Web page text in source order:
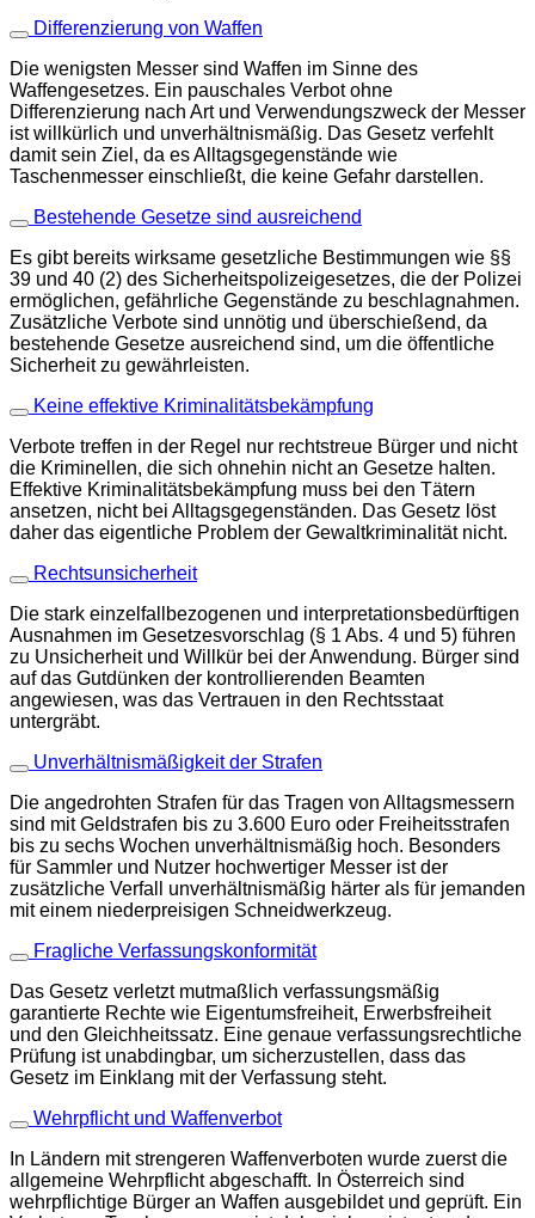
Differenzierung von Waffen
Die wenigsten Messer sind Waffen im Sinne des
Waffengesetzes. Ein pauschales Verbot ohne
Differenzierung nach Art und Verwendungszweck der Messer
ist willkürlich und unverhältnismäßig. Das Gesetz verfehlt
damit sein Ziel, da es Alltagsgegenstände wie
Taschenmesser einschließt, die keine Gefahr darstellen.
Bestehende Gesetze sind ausreichend
Es gibt bereits wirksame gesetzliche Bestimmungen wie §§
39 und 40 (2) des Sicherheitspolizeigesetzes, die der Polizei
ermöglichen, gefährliche Gegenstände zu beschlagnahmen.
Zusätzliche Verbote sind unnötig und überschießend, da
bestehende Gesetze ausreichend sind, um die öffentliche
Sicherheit zu gewährleisten.
Keine effektive Kriminalitätsbekämpfung
Verbote treffen in der Regel nur rechtstreue Bürger und nicht
die Kriminellen, die sich ohnehin nicht an Gesetze halten.
Effektive Kriminalitätsbekämpfung muss bei den Tätern
ansetzen, nicht bei Alltagsgegenständen. Das Gesetz löst
daher das eigentliche Problem der Gewaltkriminalität nicht.
Rechtsunsicherheit
Die stark einzelfallbezogenen und interpretationsbedürftigen
Ausnahmen im Gesetzesvorschlag (§ 1 Abs. 4 und 5) führen
zu Unsicherheit und Willkür bei der Anwendung. Bürger sind
auf das Gutdünken der kontrollierenden Beamten
angewiesen, was das Vertrauen in den Rechtsstaat
untergräbt.
Unverhältnismäßigkeit der Strafen
Die angedrohten Strafen für das Tragen von Alltagsmessern
sind mit Geldstrafen bis zu 3.600 Euro oder Freiheitsstrafen
bis zu sechs Wochen unverhältnismäßig hoch. Besonders
für Sammler und Nutzer hochwertiger Messer ist der
zusätzliche Verfall unverhältnismäßig härter als für jemanden
mit einem niederpreisigen Schneidwerkzeug.
Fragliche Verfassungskonformität
Das Gesetz verletzt mutmaßlich verfassungsmäßig
garantierte Rechte wie Eigentumsfreiheit, Erwerbsfreiheit
und den Gleichheitssatz. Eine genaue verfassungsrechtliche
Prüfung ist unabdingbar, um sicherzustellen, dass das
Gesetz im Einklang mit der Verfassung steht.
Wehrpflicht und Waffenverbot
In Ländern mit strengeren Waffenverboten wurde zuerst die
allgemeine Wehrpflicht abgeschafft. In Österreich sind
wehrpflichtige Bürger an Waffen ausgebildet und geprüft. Ein